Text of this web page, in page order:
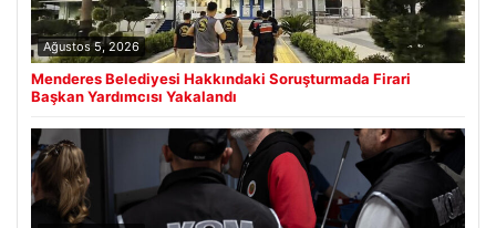
Ağustos 5, 2026
Menderes Belediyesi Hakkındaki Soruşturmada Firari
Başkan Yardımcısı Yakalandı